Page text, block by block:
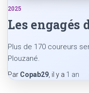
2025
Les engagés
Plus de 170 coureurs
Plouzané.
Par Copab29, il y a 1 an